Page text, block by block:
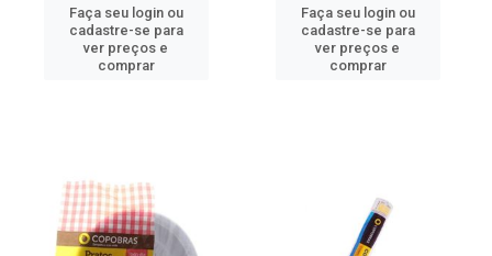
Faça seu login ou
cadastre-se para
ver preços e
comprar
Faça seu login ou
cadastre-se para
ver preços e
comprar